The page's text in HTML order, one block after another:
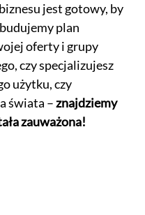
jest gotowy, by
plan
oferty i grupy
czy specjalizujesz
użytku, czy
świata –znajdziemy
zauważona!